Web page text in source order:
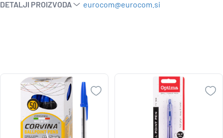
DETALJI PROIZVODA
eurocom@eurocom.si